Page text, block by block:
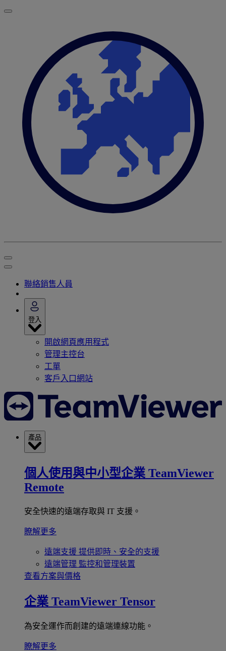
聯絡銷售人員
登入
開啟網頁應用程式
管理主控台
工單
客戶入口網站
產品
個人使用與中小型企業 TeamViewer
Remote
安全快速的遠端存取與 IT 支援。
瞭解更多
遠端支援 提供即時、安全的支援
遠端管理 監控和管理裝置
查看方案與價格
企業 TeamViewer Tensor
為安全運作而創建的遠端連線功能。
瞭解更多